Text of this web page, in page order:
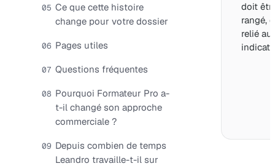
05 Ce que cette histoire
change pour votre dossier
06 Pages utiles
07 Questions fréquentes
08 Pourquoi Formateur Pro a-
t-il changé son approche
commerciale ?
09 Depuis combien de temps
Leandro travaille-t-il sur
doit
rangé,
relié